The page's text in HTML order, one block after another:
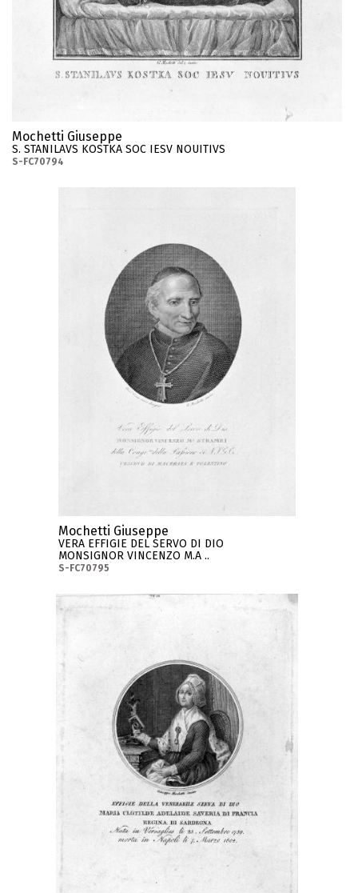
Mochetti Giuseppe
S. STANILAVS KOSTKA SOC IESV NOUITIVS
S-FC70794
Mochetti Giuseppe
VERA EFFIGIE DEL SERVO DI DIO
MONSIGNOR VINCENZO M.A ..
S-FC70795